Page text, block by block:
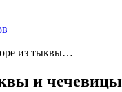
из тыквы…
и чечевицы